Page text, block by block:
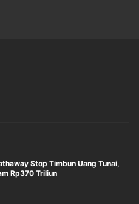
Stop Timbun Uang Tunai,
Rp370 Triliun